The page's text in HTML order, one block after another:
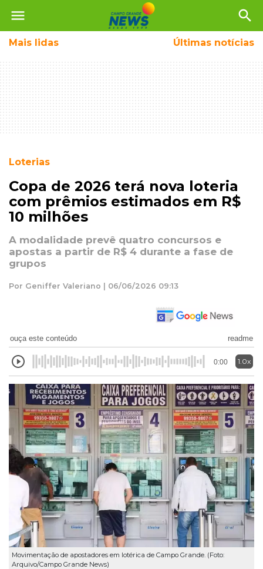
menu search
Mais lidas Últimas notícias
Loterias
Copa de 2026 terá nova loteria
com prêmios estimados em R$
10 milhões
A modalidade prevê quatro concursos e
apostas a partir de R$ 4 durante a fase de
grupos
Por Geniffer Valeriano | 06/06/2026 09:13
ouça este conteúdo readme
0:00 1.0x
Movimentação de apostadores em lotérica de Campo Grande. (Foto:
Arquivo/Campo Grande News)